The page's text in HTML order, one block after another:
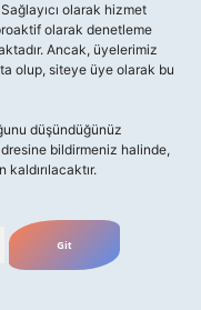
olarak hizmet
olarak denetleme
Ancak, üyelerimiz
olup, siteye üye olarak bu
düşündüğünüz
bildirmeniz halinde,